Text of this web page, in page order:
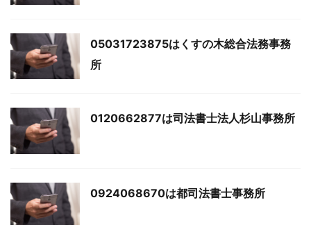
05031723875はくすの木総合法務事務
所
0120662877は司法書士法人杉山事務所
0924068670は都司法書士事務所